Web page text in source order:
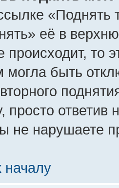
«Поднять
её в
происходит, то
могла быть
просто ответив
не нарушаете
началу